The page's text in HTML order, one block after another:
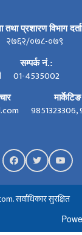
तथा प्रशारण विभाग
२७६२/०७८-०७९
सम्पर्क नं.:
01-4535002
9851323306,
सर्वाधिकार सुरक्षित